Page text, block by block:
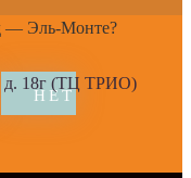
— Эль-Монте?
д. 18г (ТЦ ТРИО)